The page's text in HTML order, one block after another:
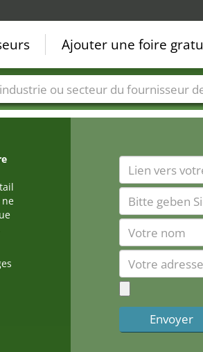
ne
Ajouter une foire
de foire Secteurs du fournisseur